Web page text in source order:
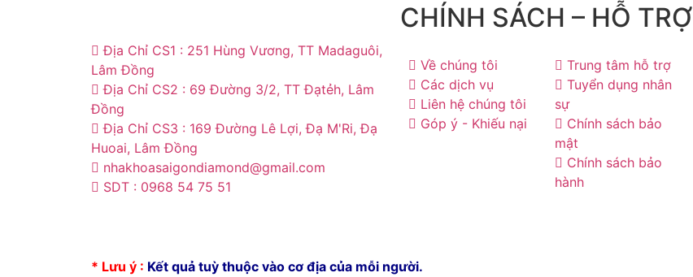
Địa Chỉ CS1 : 251 Hùng Vương, TT Madaguôi,
Lâm Đồng
Địa Chỉ CS2 : 69 Đường 3/2, TT Đạtẻh, Lâm
Đồng
Địa Chỉ CS3 : 169 Đường Lê Lợi, Đạ M'Ri, Đạ
Huoai, Lâm Đồng
nhakhoasaigondiamond@gmail.com
SDT : 0968 54 75 51
CHÍNH SÁCH – HỖ TRỢ
Về chúng tôi
Các dịch vụ
Liên hệ chúng tôi
Góp ý - Khiếu nại
Trung tâm hỗ trợ
Tuyển dụng nhân
sự
Chính sách bảo
mật
Chính sách bảo
hành
* Lưu ý : Kết quả tuỳ thuộc vào cơ địa của mỗi người.